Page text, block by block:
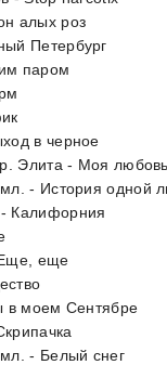
алых роз
Петербург
паром
в черное
Элита - Моя любовь
- История одной
Калифорния
еще
в моем Сентябре
- Белый снег